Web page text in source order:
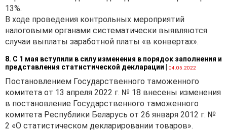
13%.
В ходе проведения контрольных мероприятий
налоговыми органами систематически выявляются
случаи выплаты заработной платы «в конвертах».
8. С 1 мая вступили в силу изменения в порядок заполнения и
представления статистической декларации
04.05.2022
Постановлением Государственного таможенного
комитета от 13 апреля 2022 г. № 18 внесены изменения
в постановление Государственного таможенного
комитета Республики Беларусь от 26 января 2012 г. №
2 «О статистическом декларировании товаров».